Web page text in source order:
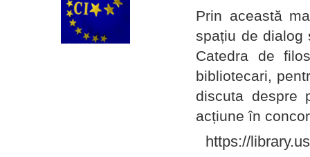
Prin această
spațiu de dialog
Catedra de
bibliotecari,
discuta despre
acțiune în
https://